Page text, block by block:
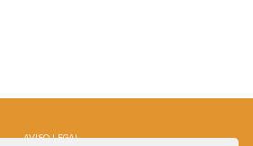
AVISO LEGAL